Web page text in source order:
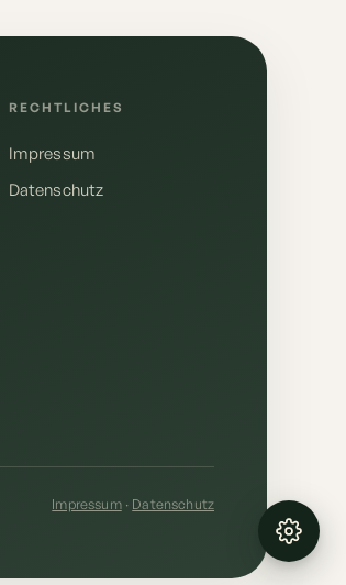
RECHTLICHES
Impressum
Datenschutz
Impressum· Datenschutz
Deutsch